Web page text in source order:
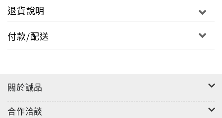
如，當時不止留下錄音，同時還有影像紀錄，完整保存
規格：
退貨說明
付款/配送
關於誠品
合作洽談